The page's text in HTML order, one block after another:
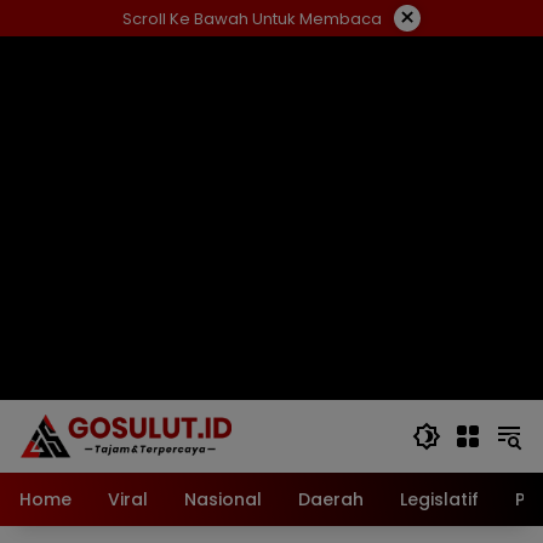
ke
Scroll Ke Bawah Untuk Membaca ×
Home Viral Nasional Daerah Legislatif